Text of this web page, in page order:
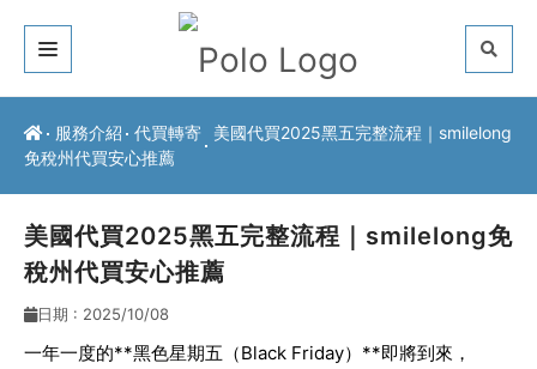
關於我們
服務介紹
常見問題
最新公告
服務介紹 代買轉寄
美國代買2025黑五完整流程｜smilelong
免稅州代買安心推薦
美國代買2025黑五完整流程｜smilelong免
稅州代買安心推薦
日期 : 2025/10/08
一年一度的**黑色星期五（Black Friday）**即將到來，